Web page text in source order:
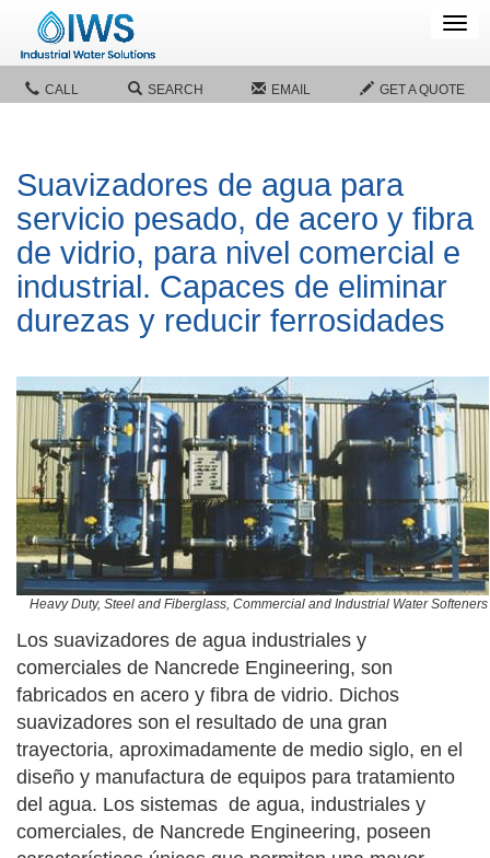
CALL SEARCH EMAIL GET A QUOTE
Suavizadores de agua para
servicio pesado, de acero y fibra
de vidrio, para nivel comercial e
industrial. Capaces de eliminar
durezas y reducir ferrosidades
Heavy Duty, Steel and Fiberglass, Commercial and Industrial Water Softeners
Los suavizadores de agua industriales y
comerciales de Nancrede Engineering, son
fabricados en acero y fibra de vidrio. Dichos
suavizadores son el resultado de una gran
trayectoria, aproximadamente de medio siglo, en el
diseño y manufactura de equipos para tratamiento
del agua. Los sistemas de agua, industriales y
comerciales, de Nancrede Engineering, poseen